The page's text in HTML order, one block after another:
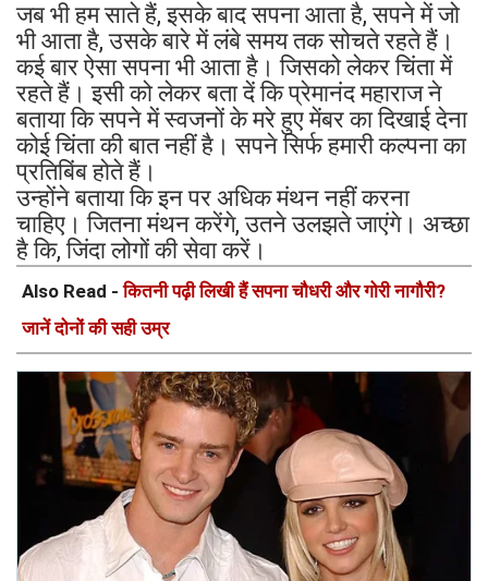
जब भी हम साते हैं, इसके बाद सपना आता है, सपने में जो
भी आता है, उसके बारे में लंबे समय तक सोचते रहते हैं।
कई बार ऐसा सपना भी आता है। जिसको लेकर चिंता में
रहते हैं। इसी को लेकर बता दें कि प्रेमानंद महाराज ने
बताया कि सपने में स्वजनों के मरे हुए मेंबर का दिखाई देना
कोई चिंता की बात नहीं है। सपने सिर्फ हमारी कल्पना का
प्रतिबिंब होते हैं।
उन्होंने बताया कि इन पर अधिक मंथन नहीं करना
चाहिए। जितना मंथन करेंगे, उतने उलझते जाएंगे। अच्छा
है कि, जिंदा लोगों की सेवा करें।
Also Read -कितनी पढ़ी लिखी हैं सपना चौधरी और गोरी नागौरी?
जानें दोनों की सही उम्र